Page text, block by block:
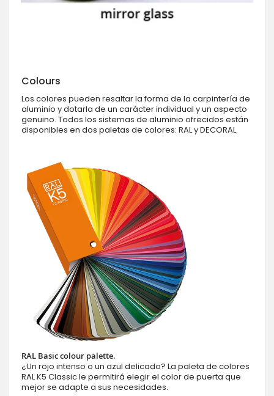
Colours
Los colores pueden resaltar la forma de la carpintería de
aluminio y dotarla de un carácter individual y un aspecto
genuino. Todos los sistemas de aluminio ofrecidos están
disponibles en dos paletas de colores: RAL y DECORAL.
RAL Basic colour palette.
¿Un rojo intenso o un azul delicado? La paleta de colores
RAL K5 Classic le permitirá elegir el color de puerta que
mejor se adapte a sus necesidades.